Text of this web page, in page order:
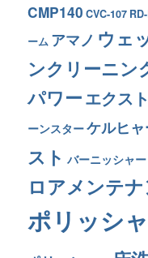
CMP140 CVC-107
ーム アマノ ウェ
ンクリーニン
パワーエクス
ーンスターケルヒ
スト バーニッシャー
ロアメンテ
ポリッシ